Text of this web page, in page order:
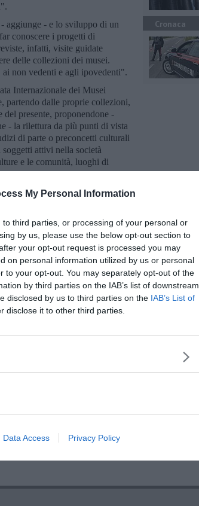
My Personal Information
third parties, or processing of your personal or
by us, please use the below opt-out section to
your opt-out request is processed you may
on personal information utilized by us or personal
to your opt-out. You may separately opt-out of the
by third parties on the IAB’s list of downstream
disclosed by us to third parties on the IAB’s List of
disclose it to other third parties.
Data Access Privacy Policy
aggiunge - e lo sviluppo di un
conoscere i progetti di
infatti, visite guidate
delle collezioni dei musei.
non vedenti e agli ipovedenti".
Internazionale dei Musei
partendo dalle proprie collezioni,
del presente, proponendone -
- la rilettura da più punti di vista
di parte o preconcetti culturali
attivi nella società
e le comunità, luoghi di
Amico museo 2017 è "La
l'ingresso è gratuito e i musei
line, filtrate per provincia,
QUInews - ToscanaMedia.
Cronaca